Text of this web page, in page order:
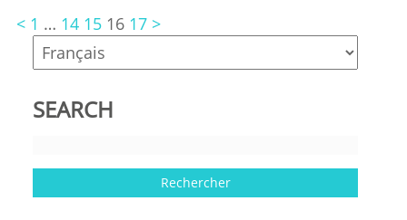
< 1 … 14 15 16 17 >
SEARCH